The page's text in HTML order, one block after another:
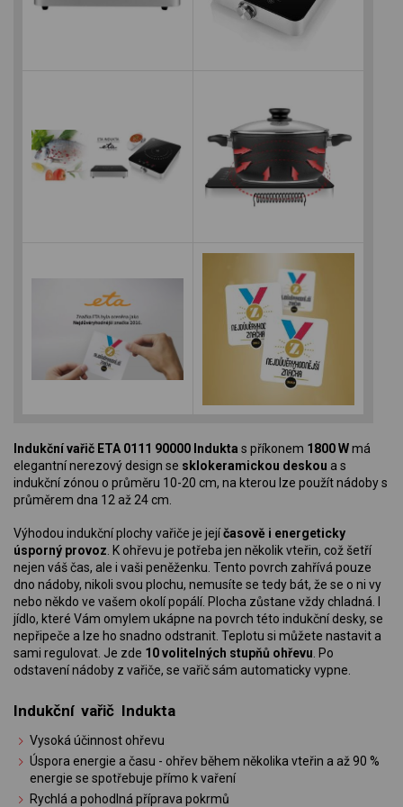
Indukční vařič ETA 0111 90000 Indukta s příkonem 1800 Wmá
elegantní nerezový design se sklokeramickou deskou a s
indukční zónou o průměru 10-20 cm, na kterou lze použít nádoby s
průměrem dna 12 až 24 cm.
Výhodou indukční plochy vařiče je jejíčasově i energeticky
úsporný provoz . K ohřevu je potřeba jen několik vteřin, což šetří
nejen váš čas, ale i vaši peněženku. Tento povrch zahřívá pouze
dno nádoby, nikoli svou plochu, nemusíte se tedy bát, že se o ni vy
nebo někdo ve vašem okolí popálí. Plocha zůstane vždy chladná. I
jídlo, které Vám omylem ukápne na povrch této indukční desky, se
nepřipeče a lze ho snadno odstranit. Teplotu si můžete nastavit a
sami regulovat. Je zde 10 volitelných stupňů ohřevu . Po
odstavení nádoby z vařiče, se vařič sám automaticky vypne.
Indukční vařič Indukta
Vysoká účinnost ohřevu
Úspora energie a času - ohřev během několika vteřin a až 90 %
energie se spotřebuje přímo k vaření
Rychlá a pohodlná příprava pokrmů